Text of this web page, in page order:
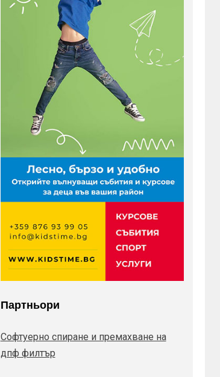
Партньори
Софтуерно спиране и премахване на
дпф филтър